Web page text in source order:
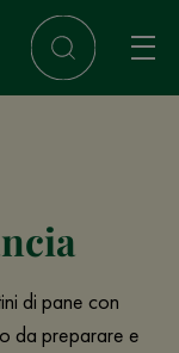
di pane con
da preparare e